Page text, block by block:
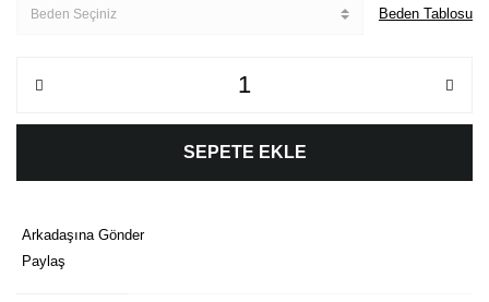
Beden Tablosu
SEPETE EKLE
Arkadaşına Gönder
Paylaş